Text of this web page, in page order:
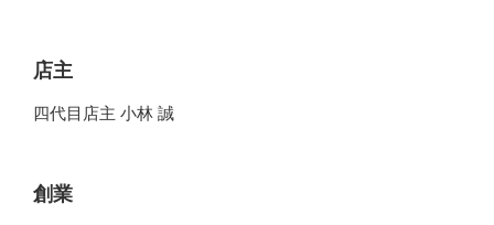
店主
四代目店主 小林 誠
創業